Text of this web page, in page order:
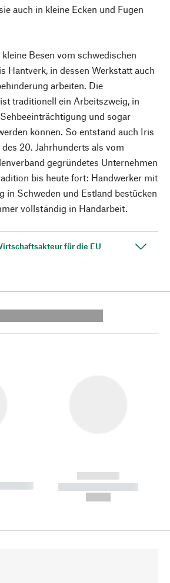
auch in kleine Ecken und Fugen
Besen vom schwedischen
Hantverk, in dessen Werkstatt auch
arbeiten. Die
traditionell ein Arbeitszweig, in
und sogar
können. So entstand auch Iris
20. Jahrhunderts als vom
gegründetes Unternehmen
bis heute fort: Handwerker mit
in Schweden und Estland bestücken
vollständig in Handarbeit.
für die EU
--------
------------
----------- -----------